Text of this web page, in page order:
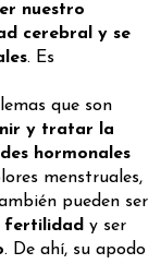
nuestro
cerebral y se
. Es
que son
y tratar la
hormonales
menstruales,
pueden ser
fertilidad y ser
. De ahí, su apodo